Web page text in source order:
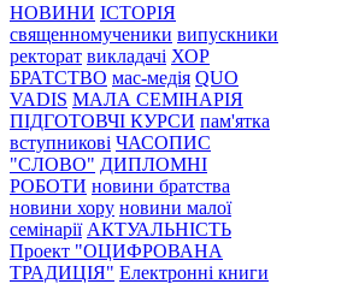
НОВИНИ ІСТОРІЯ
священномученики випускники
ректорат викладачі ХОР
БРАТСТВО мас-медія QUO
VADIS МАЛА СЕМІНАРІЯ
ПІДГОТОВЧІ КУРСИ пам'ятка
вступникові ЧАСОПИС
"СЛОВО" ДИПЛОМНІ
РОБОТИ новини братства
новини хору новини малої
семінарії АКТУАЛЬНІСТЬ
Проект "ОЦИФРОВАНА
ТРАДИЦІЯ" Електронні книги